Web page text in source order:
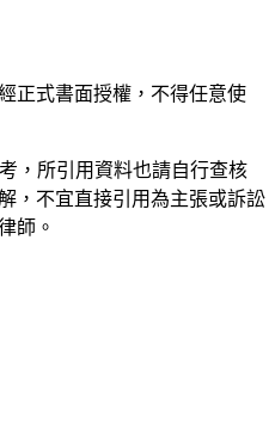
正式書面授權，不得任意使
，所引用資料也請自行查核
，不宜直接引用為主張或訴訟
師。